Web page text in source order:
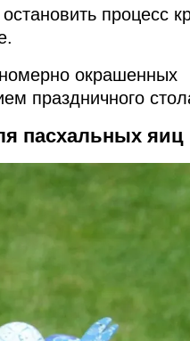
процесс
окрашенных
праздничного
пасхальных яиц